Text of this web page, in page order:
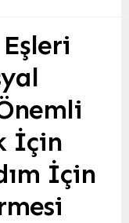
İçin
İçin